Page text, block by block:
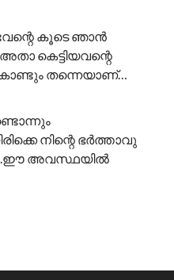
കൂടെ ഞാൻ
കെട്ടിയവന്റെ
തന്നെയാണ്…
നിന്റെ ഭർത്താവു
അവസ്ഥയിൽ